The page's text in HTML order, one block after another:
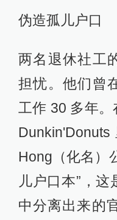
伪造孤儿户口
两名退休社工
担忧。他们曾
工作 30 多年
Hong（化名）
儿户口本”，
中分离出来的